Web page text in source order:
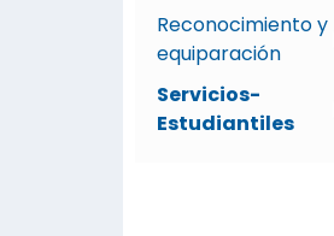
Reconocimiento y
equiparación
Servicios-
Estudiantiles